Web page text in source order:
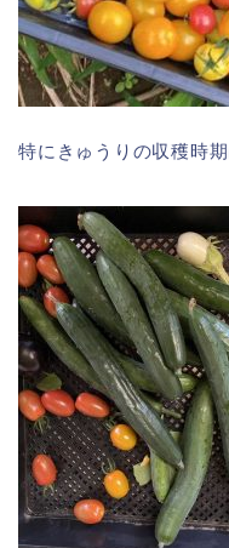
特にきゅうりの収穫時